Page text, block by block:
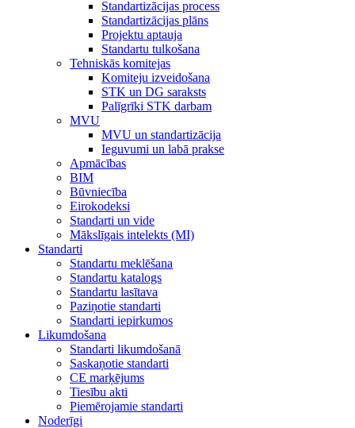
Standartizācijas process
Standartizācijas plāns
Projektu aptauja
Standartu tulkošana
Tehniskās komitejas
Komiteju izveidošana
STK un DG saraksts
Palīgrīki STK darbam
MVU
MVU un standartizācija
Ieguvumi un labā prakse
Apmācības
BIM
Būvniecība
Eirokodeksi
Standarti un vide
Mākslīgais intelekts (MI)
Standarti
Standartu meklēšana
Standartu katalogs
Standartu lasītava
Paziņotie standarti
Standarti iepirkumos
Likumdošana
Standarti likumdošanā
Saskaņotie standarti
CE marķējums
Tiesību akti
Piemērojamie standarti
Noderīgi